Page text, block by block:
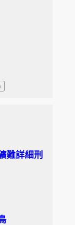
難詳細刑